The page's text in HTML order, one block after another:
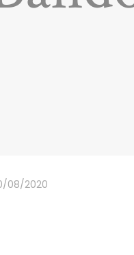
08/2020